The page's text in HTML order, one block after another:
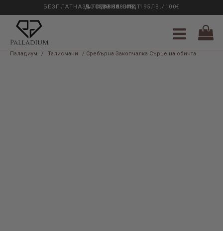
33 ГОДИНИ ОПИТ
БЕЗПЛАТНА ДОСТАВКА НАД 195ЛВ./100€
0889 888 484
Паладиум / Талисмани / Сребърна Закопчалка Сърце на обичта